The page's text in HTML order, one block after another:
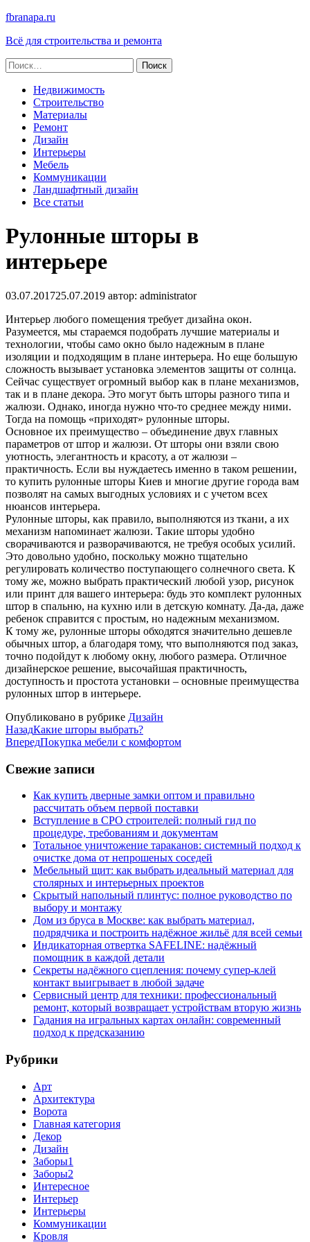
fbranapa.ru
Всё для строительства и ремонта
Найти:
Недвижимость
Строительство
Материалы
Ремонт
Дизайн
Интерьеры
Мебель
Коммуникации
Ландшафтный дизайн
Все статьи
Рулонные шторы в
интерьере
03.07.201725.07.2019 автор: administrator
Интерьер любого помещения требует дизайна окон.
Разумеется, мы стараемся подобрать лучшие материалы и
технологии, чтобы само окно было надежным в плане
изоляции и подходящим в плане интерьера. Но еще большую
сложность вызывает установка элементов защиты от солнца.
Сейчас существует огромный выбор как в плане механизмов,
так и в плане декора. Это могут быть шторы разного типа и
жалюзи. Однако, иногда нужно что-то среднее между ними.
Тогда на помощь «приходят» рулонные шторы.
Основное их преимущество – объединение двух главных
параметров от штор и жалюзи. От шторы они взяли свою
уютность, элегантность и красоту, а от жалюзи –
практичность. Если вы нуждаетесь именно в таком решении,
то купить рулонные шторы Киев и многие другие города вам
позволят на самых выгодных условиях и с учетом всех
нюансов интерьера.
Рулонные шторы, как правило, выполняются из ткани, а их
механизм напоминает жалюзи. Такие шторы удобно
сворачиваются и разворачиваются, не требуя особых усилий.
Это довольно удобно, поскольку можно тщательно
регулировать количество поступающего солнечного света. К
тому же, можно выбрать практический любой узор, рисунок
или принт для вашего интерьера: будь это комплект рулонных
штор в спальню, на кухню или в детскую комнату. Да-да, даже
ребенок справится с простым, но надежным механизмом.
К тому же, рулонные шторы обходятся значительно дешевле
обычных штор, а благодаря тому, что выполняются под заказ,
точно подойдут к любому окну, любого размера. Отличное
дизайнерское решение, высочайшая практичность,
доступность и простота установки – основные преимущества
рулонных штор в интерьере.
Опубликовано в рубрике Дизайн
НазадКакие шторы выбрать?
ВпередПокупка мебели с комфортом
Свежие записи
Как купить дверные замки оптом и правильно
рассчитать объем первой поставки
Вступление в СРО строителей: полный гид по
процедуре, требованиям и документам
Тотальное уничтожение тараканов: системный подход к
очистке дома от непрошеных соседей
Мебельный щит: как выбрать идеальный материал для
столярных и интерьерных проектов
Скрытый напольный плинтус: полное руководство по
выбору и монтажу
Дом из бруса в Москве: как выбрать материал,
подрядчика и построить надёжное жильё для всей семьи
Индикаторная отвертка SAFELINE: надёжный
помощник в каждой детали
Секреты надёжного сцепления: почему супер‑клей
контакт выигрывает в любой задаче
Сервисный центр для техники: профессиональный
ремонт, который возвращает устройствам вторую жизнь
Гадания на игральных картах онлайн: современный
подход к предсказанию
Рубрики
Арт
Архитектура
Ворота
Главная категория
Декор
Дизайн
Заборы1
Заборы2
Интересное
Интерьер
Интерьеры
Коммуникации
Кровля